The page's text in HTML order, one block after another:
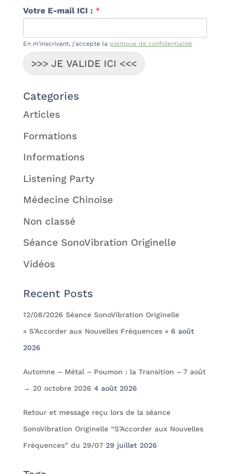
Votre E-mail ICI : *
En m'inscrivant, j'accepte la politique de confidentialité
>>> JE VALIDE ICI <<<
Categories
Articles
Formations
Informations
Listening Party
Médecine Chinoise
Non classé
Séance SonoVibration Originelle
Vidéos
Recent Posts
12/08/2026 Séance SonoVibration Originelle
« S’Accorder aux Nouvelles Fréquences » 6 août
2026
Automne – Métal – Poumon : la Transition – 7 août
→ 20 octobre 2026 4 août 2026
Retour et message reçu lors de la séance
SonoVibration Originelle “S’Accorder aux Nouvelles
Fréquences” du 29/07 29 juillet 2026